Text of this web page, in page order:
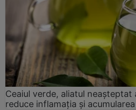
Ceaiul verde, aliatul
reduce inflamația și